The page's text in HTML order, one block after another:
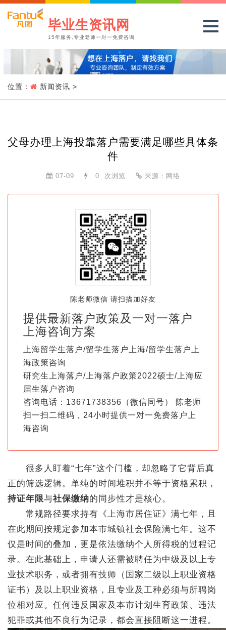
毕业生资讯网
15年服务,专业老师一对一免费咨询
位置： 新闻资讯 >
父母办理上海投靠落户需要满足哪些具体条
件
07-09 0 次浏览 来源：网络
陈老师微信 请扫描加好友
提供最新落户政策及一对一落户
上海咨询方案
上海留学生落户/留学生落户上海/留学生落户上
海政策咨询
研究生上海落户/上海落户政策2022硕士/上海应
届生落户咨询
咨询电话：13671738356（微信同号） 陈老师
扫一扫二维码，24小时提供一对一免费落户上
海咨询
很多人盯着“七年”这个门槛，却忽略了它背后真
正的筛选逻辑。单纯的时间堆积并不等于资格累积，
持证年限与社保缴纳的同步性才是核心。
常规路径要求持有《上海市居住证》满七年，且
在此期间按规定参加本市城镇社会保险满七年。这不
仅是时间的叠加，更是依法缴纳个人所得税的过程记
录。在此基础上，申请人还需被聘任为中级及以上专
业技术职务，或者拥有技师（国家二级以上职业资格
证书）及以上职业资格，且专业及工种必须与所聘岗
位相对应。任何违反国家及本市计划生育政策、违法
犯罪或其他不良行为记录，都会直接阻断这一进程。